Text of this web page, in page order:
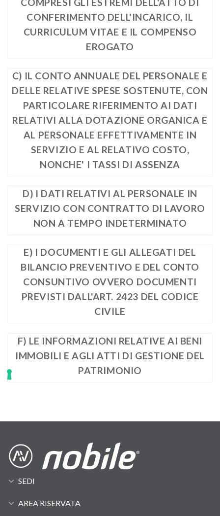
CONFERIMENTO DELL'INCARICO, IL
CURRICULUM VITAE E IL COMPENSO
EROGATO
C) IL CONTO ANNUALE DEL PERSONALE E
DELLE RELATIVE SPESE SOSTENUTE, CON
PARTICOLARE RIFERIMENTO AI DATI
RELATIVI ALLA DOTAZIONE ORGANICA E
AL PERSONALE EFFETTIVAMENTE IN
SERVIZIO E AL RELATIVO COSTO,
NONCHE' I TASSI DI ASSENZA
D) I DATI RELATIVI AL PERSONALE IN
SERVIZIO CON CONTRATTO DI LAVORO
NON A TEMPO INDETERMINATO
E) I DOCUMENTI E GLI ALLEGATI DEL
BILANCIO PREVENTIVO E DEL CONTO
CONSUNTIVO OVVERO DOCUMENTI
PREVISTI DALL'ART. 2423 DEL CODICE
CIVILE
F) LE INFORMAZIONI RELATIVE AI BENI
IMMOBILI E AGLI ATTI DI GESTIONE DEL
PATRIMONIO
SEDI
AREA RISERVATA